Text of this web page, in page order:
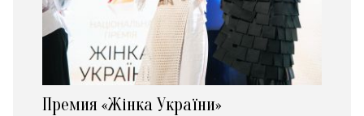
Премия «Жінка України»